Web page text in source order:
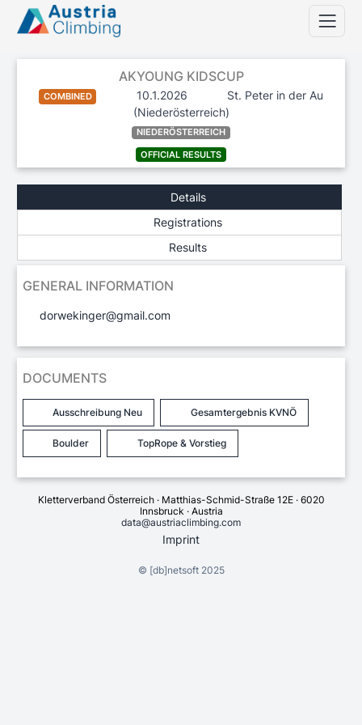
AKYOUNG KIDSCUP
COMBINED 10.1.2026
St. Peter in der Au
(Niederösterreich)
NIEDERÖSTERREICH
OFFICIAL RESULTS
Details
Registrations
Results
GENERAL INFORMATION
dorwekinger@gmail.com
DOCUMENTS
Ausschreibung Neu Gesamtergebnis KVNÖ
Boulder TopRope & Vorstieg
Kletterverband Österreich · Matthias-Schmid-Straße 12E · 6020
Innsbruck · Austria
data@austriaclimbing.com
Imprint
© [db]netsoft2025